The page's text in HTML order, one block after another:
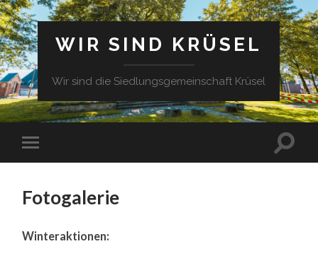
WIR SIND KRÜSEL
Wir sind die Siedlungsgemeinschaft Krüsel
Fotogalerie
Winteraktionen: